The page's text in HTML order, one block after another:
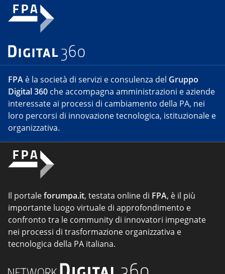
FPA è la società di servizi e consulenza del Gruppo
Digital 360 che accompagna amministrazioni e aziende
interessate ai processi di cambiamento della PA, nei
loro percorsi di innovazione tecnologica, istituzionale e
organizzativa.
Il portaleforumpa.it, testata online di FPA, è il più
importante luogo virtuale di approfondimento e
confronto tra le community di innovatori impegnate
nei processi di trasformazione organizzativa e
tecnologica della PA italiana.